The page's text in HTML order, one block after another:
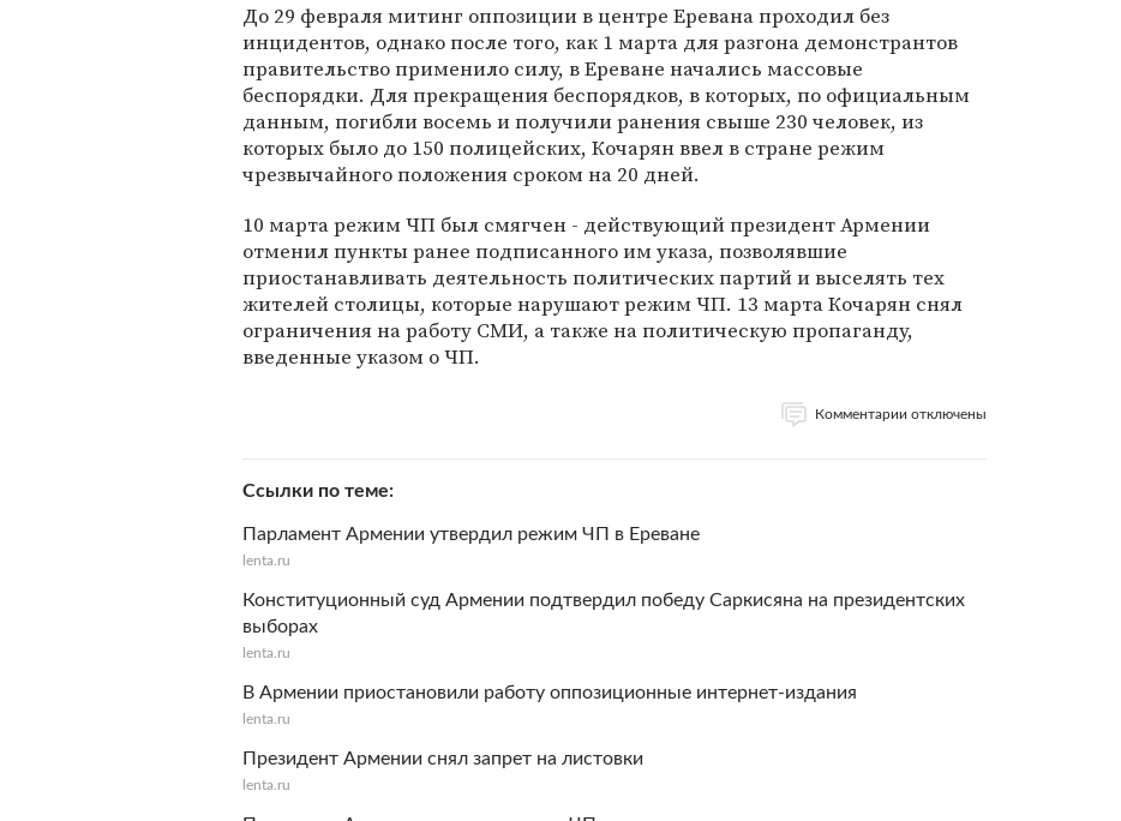
До 29 февраля митинг оппозиции в центре Еревана проходил без
инцидентов, однако после того, как 1 марта для разгона демонстрантов
правительство применило силу, в Ереване начались массовые
беспорядки. Для прекращения беспорядков, в которых, по официальным
данным, погибли восемь и получили ранения свыше 230 человек, из
которых было до 150 полицейских, Кочарян ввел в стране режим
чрезвычайного положения сроком на 20 дней.
10 марта режим ЧП был смягчен - действующий президент Армении
отменил пункты ранее подписанного им указа, позволявшие
приостанавливать деятельность политических партий и выселять тех
жителей столицы, которые нарушают режим ЧП. 13 марта Кочарян снял
ограничения на работу СМИ, а также на политическую пропаганду,
введенные указом о ЧП.
Комментарии отключены
Ссылки по теме
Парламент Армении утвердил режим ЧП в Ереване
lenta.ru
Конституционный суд Армении подтвердил победу Саркисяна на президентских
выборах
lenta.ru
В Армении приостановили работу оппозиционные интернет-издания
lenta.ru
Президент Армении снял запрет на листовки
lenta.ru